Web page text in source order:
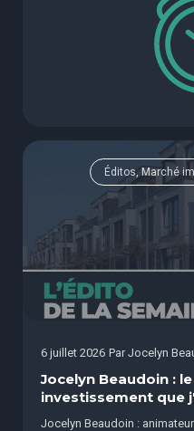
Éditos, Marché
6 juillet 2026 Par Jocelyn
Jocelyn Beaudoin :
investissement que
Jocelyn Beaudoin :